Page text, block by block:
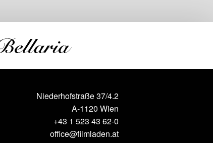
Niederhofstraße 37/4.2
A-1120 Wien
+43 1 523 43 62-0
office@filmladen.at